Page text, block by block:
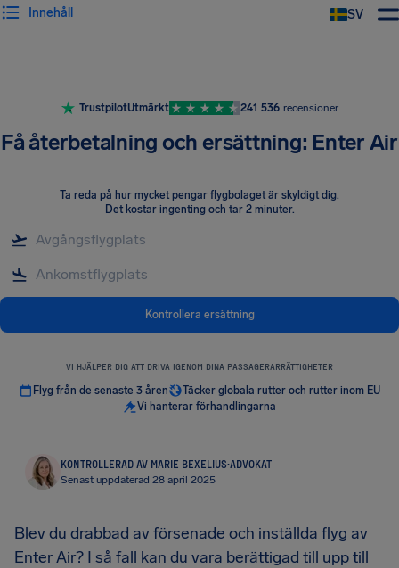
SV
Innehåll
TrustpilotUtmärkt 241 536 recensioner
Få återbetalning och ersättning: Enter Air
Ta reda på hur mycket pengar flygbolaget är skyldigt dig.
Det kostar ingenting och tar 2 minuter.
Kontrollera ersättning
VI HJÄLPER DIG ATT DRIVA IGENOM DINA PASSAGERARRÄTTIGHETER
Flyg från de senaste 3 åren
Täcker globala rutter och rutter inom EU
Vi hanterar förhandlingarna
KONTROLLERAD AV MARIE BEXELIUS·ADVOKAT
Senast uppdaterad 28 april 2025
Blev du drabbad av försenade och inställda flyg av
Enter Air? I så fall kan du vara berättigad till upp till